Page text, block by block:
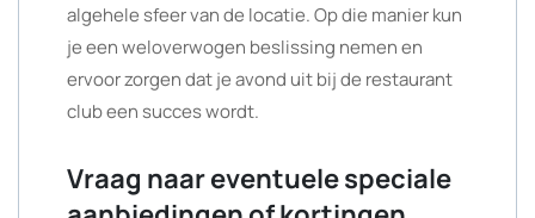
algehele sfeer van de locatie. Op die manier kun
je een weloverwogen beslissing nemen en
ervoor zorgen dat je avond uit bij de restaurant
club een succes wordt.
Vraag naar eventuele speciale